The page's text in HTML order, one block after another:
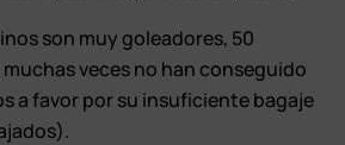
son muy goleadores, 50
veces no han conseguido
a favor por su insuficiente bagaje